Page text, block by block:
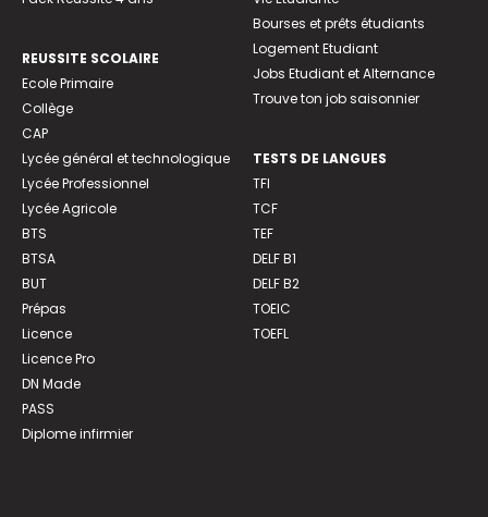
REUSSITE SCOLAIRE
Ecole Primaire
Collège
CAP
Lycée général et technologique
Lycée Professionnel
Lycée Agricole
BTS
BTSA
BUT
Prépas
Licence
Licence Pro
DN Made
PASS
Diplome infirmier
Bourses et prêts étudiants
Logement Etudiant
Jobs Etudiant et Alternance
Trouve ton job saisonnier
TESTS DE LANGUES
TFI
TCF
TEF
DELF B1
DELF B2
TOEIC
TOEFL